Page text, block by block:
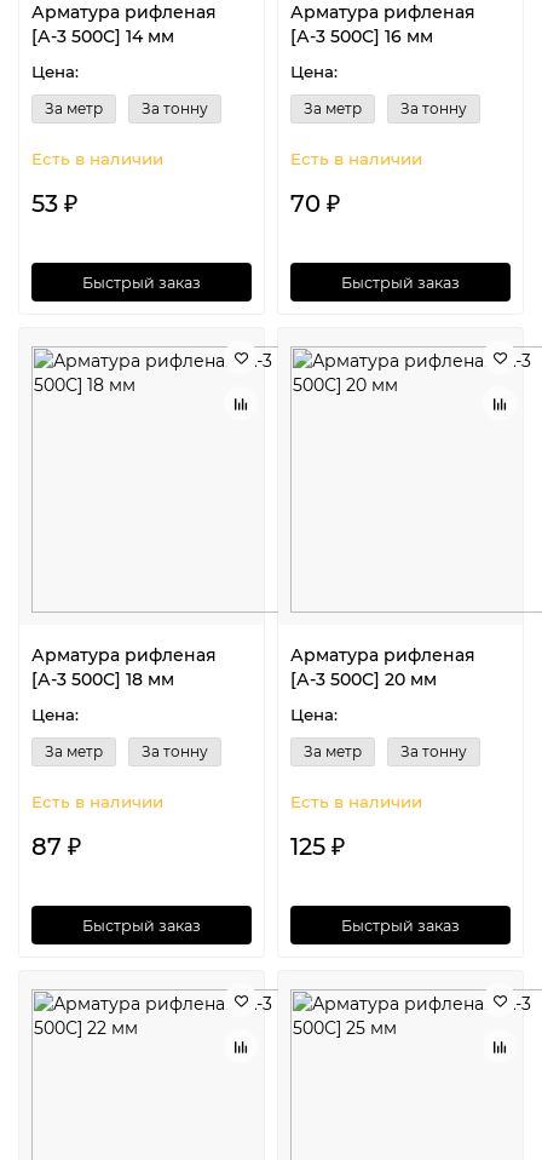
Арматура рифленая
[А-3 500С] 14 мм
Цена:
За метр За тонну
Есть в наличии
53 ₽
Быстрый заказ
Арматура рифленая
[А-3 500С] 16 мм
Цена:
За метр За тонну
Есть в наличии
70 ₽
Быстрый заказ
Арматура рифленая
[А-3 500С] 18 мм
Цена:
За метр За тонну
Есть в наличии
87 ₽
Быстрый заказ
Арматура рифленая
[А-3 500С] 20 мм
Цена:
За метр За тонну
Есть в наличии
125 ₽
Быстрый заказ